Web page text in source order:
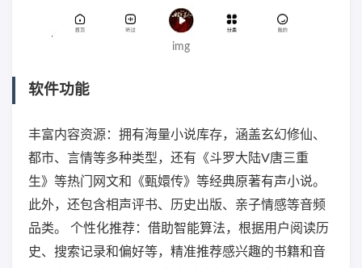
img
软件功能
丰富内容资源：拥有海量小说库存，涵盖玄幻修仙、
都市、言情等多种类型，还有《斗罗大陆V唐三重
生》等热门网文和《甄嬛传》等经典原著有声小说。
此外，还包含相声评书、历史出版、亲子情感等音频
品类。 个性化推荐：借助智能算法，根据用户阅读历
史、搜索记录和偏好等，精准推荐感兴趣的书籍和音